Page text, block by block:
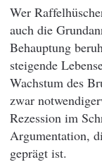
Wer
auch die
Behauptung
steigende
Wachstum des
zwar
Rezession im
Argumentation,
geprägt ist.